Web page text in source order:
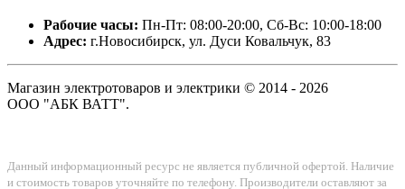
Рабочие часы: Пн-Пт: 08:00-20:00, Сб-Вс: 10:00-18:00
Адрес: г.Новосибирск, ул. Дуси Ковальчук, 83
Магазин электротоваров и электрики © 2014 - 2026
ООО "АБК ВАТТ".
Данный информационный ресурс не является публичной офертой. Наличие
и стоимость товаров уточняйте по телефону. Производители оставляют за